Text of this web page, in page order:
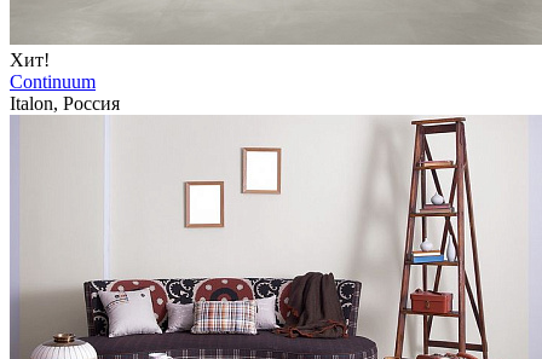
Хит!
Continuum
Italon, Россия